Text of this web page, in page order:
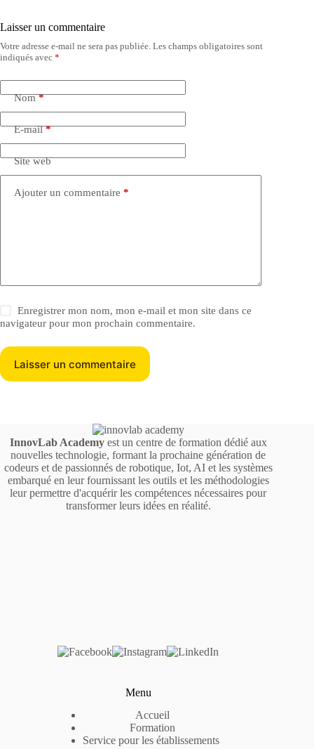
Laisser un commentaire
Votre adresse e-mail ne sera pas publiée. Les champs obligatoires sont
indiqués avec *
Nom*
E-mail*
Site web
Ajouter un commentaire *
Enregistrer mon nom, mon e-mail et mon site dans ce
navigateur pour mon prochain commentaire.
Laisser un commentaire
InnovLab Academyest un centre de formation dédié aux
nouvelles technologie, formant la prochaine génération de
codeurs et de passionnés de robotique, Iot, AI et les systèmes
embarqué en leur fournissant les outils et les méthodologies
leur permettre d'acquérir les compétences nécessaires pour
transformer leurs idées en réalité.
Menu
Accueil
Formation
Service pour les établissements